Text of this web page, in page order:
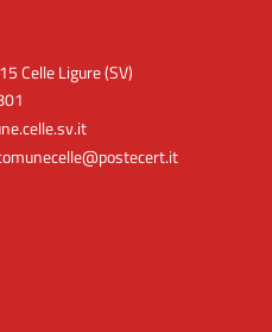
Celle Ligure (SV)